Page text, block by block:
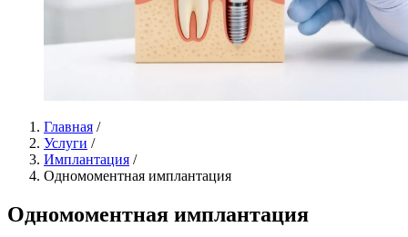
Главная /
Услуги /
Имплантация /
Одномоментная имплантация
Одномоментная имплантация